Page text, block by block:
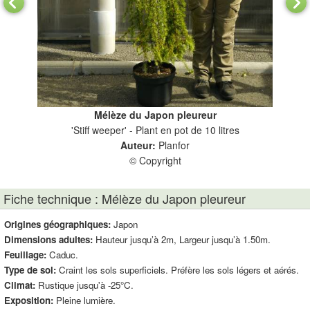
Mélèze du Japon pleureur
'Stiff weeper' - Plant en pot de 10 litres
Auteur: Planfor
© Copyright
Fiche technique : Mélèze du Japon pleureur
Origines géographiques: Japon
Dimensions adultes: Hauteur jusqu’à 2m, Largeur jusqu’à 1.50m.
Feuillage: Caduc.
Type de sol: Craint les sols superficiels. Préfère les sols légers et aérés.
Climat: Rustique jusqu'à -25°C.
Exposition: Pleine lumière.